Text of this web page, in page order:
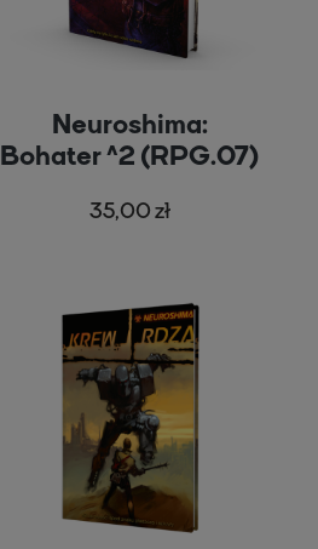
Neuroshima:
Bohater ^2 (RPG.07)
35,00 zł